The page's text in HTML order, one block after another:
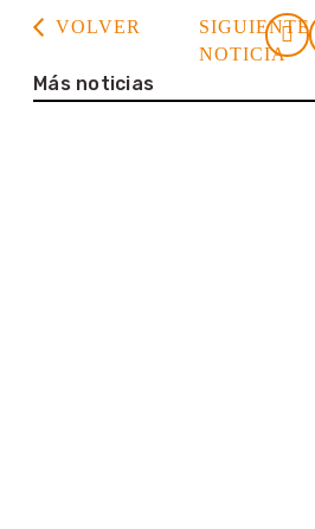
VOLVER
SIGUIENTE
NOTICIA
Más noticias